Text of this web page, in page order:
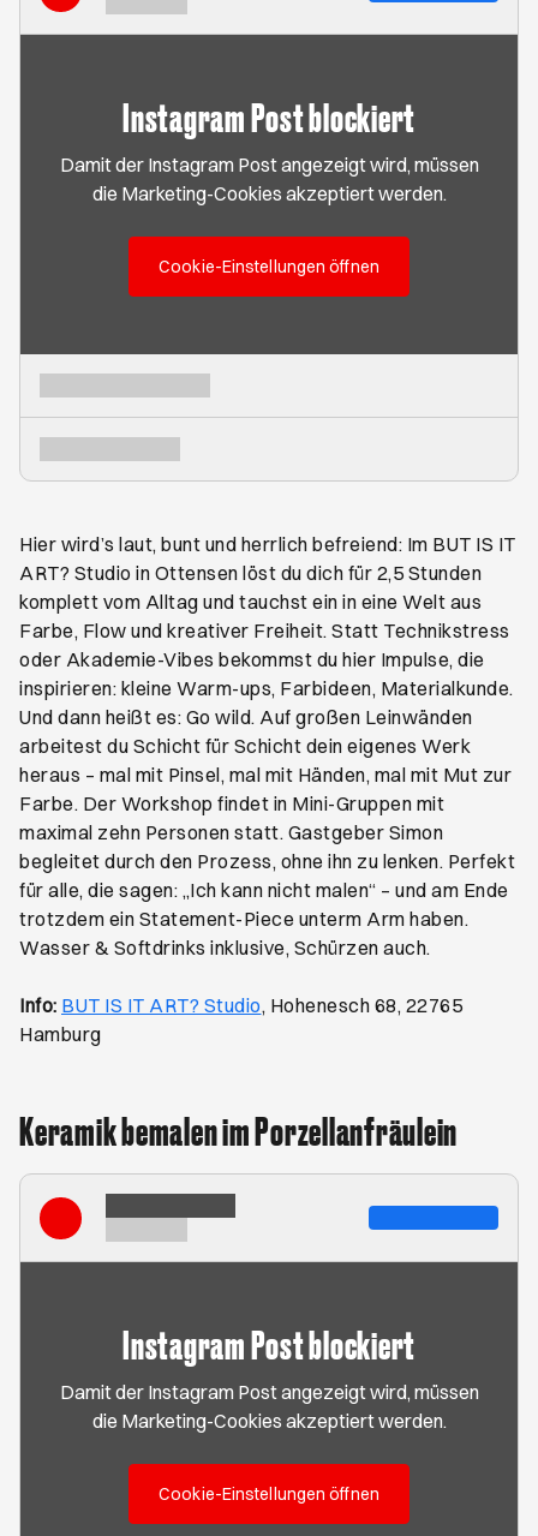
Instagram Post blockiert
Damit der Instagram Post angezeigt wird, müssen
die Marketing-Cookies akzeptiert werden.
Cookie-Einstellungen öffnen
Hier wird’s laut, bunt und herrlich befreiend: Im BUT IS IT
ART? Studio in Ottensen löst du dich für 2,5 Stunden
komplett vom Alltag und tauchst ein in eine Welt aus
Farbe, Flow und kreativer Freiheit. Statt Technikstress
oder Akademie-Vibes bekommst du hier Impulse, die
inspirieren: kleine Warm-ups, Farbideen, Materialkunde.
Und dann heißt es: Go wild. Auf großen Leinwänden
arbeitest du Schicht für Schicht dein eigenes Werk
heraus – mal mit Pinsel, mal mit Händen, mal mit Mut zur
Farbe. Der Workshop findet in Mini-Gruppen mit
maximal zehn Personen statt. Gastgeber Simon
begleitet durch den Prozess, ohne ihn zu lenken. Perfekt
für alle, die sagen: „Ich kann nicht malen“ – und am Ende
trotzdem ein Statement-Piece unterm Arm haben.
Wasser & Softdrinks inklusive, Schürzen auch.
Info: BUT IS IT ART? StudioÖffnet ein neues Browser-Tab
, Hohenesch 68, 22765
Hamburg
Keramik bemalen im Porzellanfräulein
Instagram Post blockiert
Damit der Instagram Post angezeigt wird, müssen
die Marketing-Cookies akzeptiert werden.
Cookie-Einstellungen öffnen